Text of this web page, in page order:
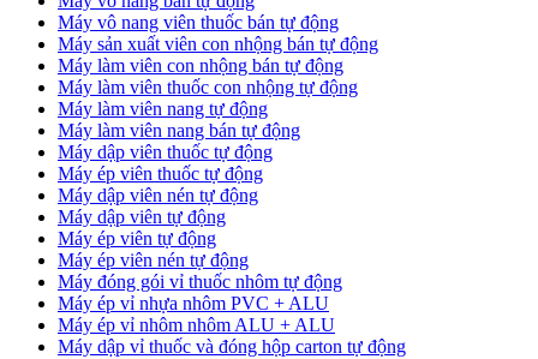
Máy vô nang viên thuốc bán tự động
Máy sản xuất viên con nhộng bán tự động
Máy làm viên con nhộng bán tự động
Máy làm viên thuốc con nhộng tự động
Máy làm viên nang tự động
Máy làm viên nang bán tự động
Máy dập viên thuốc tự động
​Máy ép viên thuốc tự động
​Máy dập viên nén tự động
​Máy dập viên tự động
Máy ép viên tự động
​Máy ép viên nén tự động
Máy đóng gói vỉ thuốc nhôm tự động
​Máy ép vỉ nhựa nhôm PVC + ALU
​Máy ép vỉ nhôm nhôm ALU + ALU
Máy dập vỉ thuốc và đóng hộp carton tự động